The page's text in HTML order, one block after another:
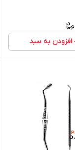
افزودن به سبد